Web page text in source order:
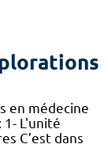
en médecine
1- L'unité
C’est dans